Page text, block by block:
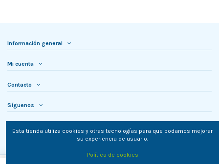
Información general
Mi cuenta
Contacto
Síguenos
Esta tienda utiliza cookies y otras tecnologías para que podamos mejorar
su experiencia de usuario.
Política de cookies